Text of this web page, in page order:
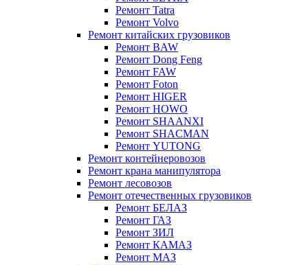
Ремонт Tatra
Ремонт Volvo
Ремонт китайских грузовиков
Ремонт BAW
Ремонт Dong Feng
Ремонт FAW
Ремонт Foton
Ремонт HIGER
Ремонт HOWO
Ремонт SHAANXI
Ремонт SHACMAN
Ремонт YUTONG
Ремонт контейнеровозов
Ремонт крана манипулятора
Ремонт лесовозов
Ремонт отечественных грузовиков
Ремонт БЕЛАЗ
Ремонт ГАЗ
Ремонт ЗИЛ
Ремонт КАМАЗ
Ремонт МАЗ